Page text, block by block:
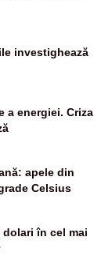
investighează
a energiei. Criza
apele din
Celsius
în cel mai